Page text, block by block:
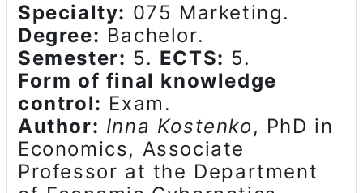
Specialty: 075 Marketing.
Degree: Bachelor.
Semester: 5. ECTS: 5.
Form of final knowledge
control: Exam.
Author: Inna Kostenko, PhD in
Economics, Associate
Professor at the Department